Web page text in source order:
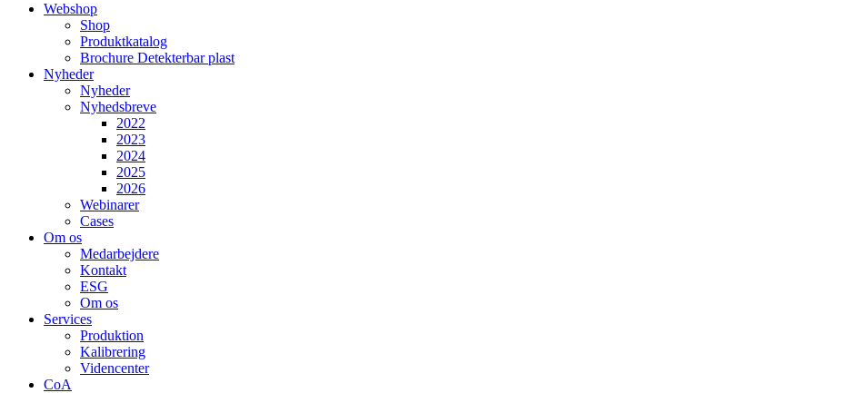
Webshop
Shop
Produktkatalog
Brochure Detekterbar plast
Nyheder
Nyheder
Nyhedsbreve
2022
2023
2024
2025
2026
Webinarer
Cases
Om os
Medarbejdere
Kontakt
ESG
Om os
Services
Produktion
Kalibrering
Videncenter
CoA